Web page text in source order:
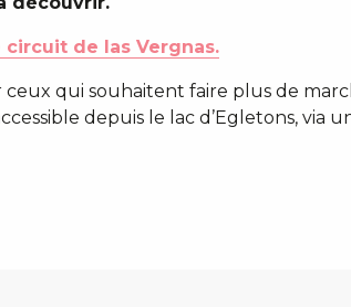
circuit de las Vergnas.
ceux qui souhaitent faire plus de
depuis le lac d’Egletons, via